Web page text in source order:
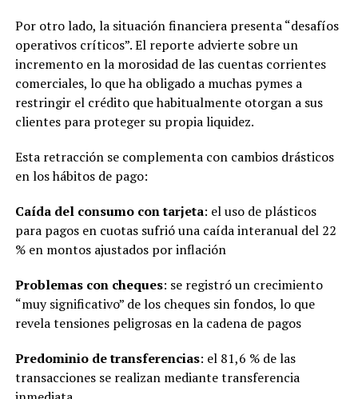
Por otro lado, la situación financiera presenta “desafíos
operativos críticos”. El reporte advierte sobre un
incremento en la morosidad de las cuentas corrientes
comerciales, lo que ha obligado a muchas pymes a
restringir el crédito que habitualmente otorgan a sus
clientes para proteger su propia liquidez.
Esta retracción se complementa con cambios drásticos
en los hábitos de pago:
Caída del consumo con tarjeta: el uso de plásticos
para pagos en cuotas sufrió una caída interanual del 22
% en montos ajustados por inflación
Problemas con cheques: se registró un crecimiento
“muy significativo” de los cheques sin fondos, lo que
revela tensiones peligrosas en la cadena de pagos
Predominio de transferencias: el 81,6 % de las
transacciones se realizan mediante transferencia